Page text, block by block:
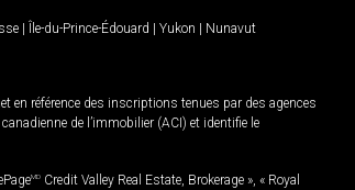
| Île-du-Prince-Édouard | Yukon | Nunavut
en référence des inscriptions tenues par des agences
de l’immobilier (ACI) et identifie le
MD Credit Valley Real Estate, Brokerage », « Royal